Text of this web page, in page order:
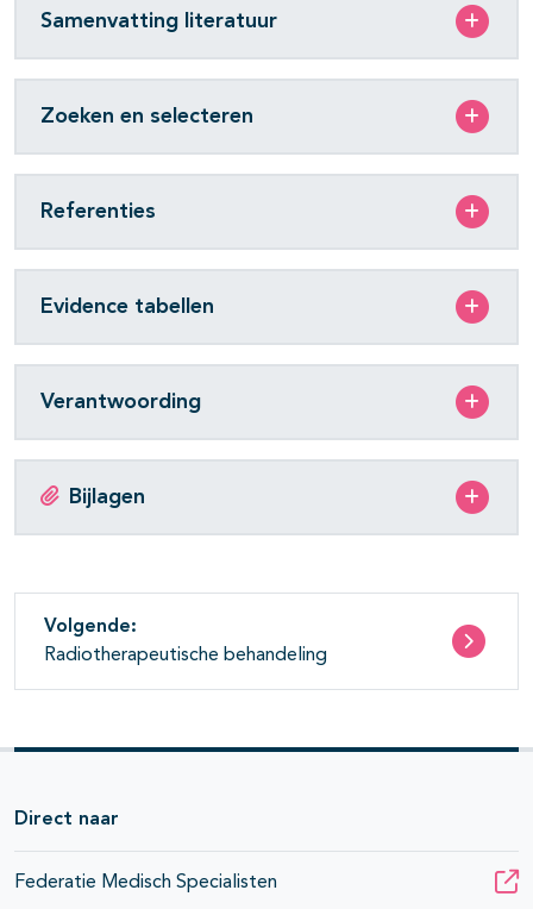
Samenvatting literatuur
Zoeken en selecteren
Referenties
Evidence tabellen
Verantwoording
Bijlagen
Volgende:
Radiotherapeutische behandeling
Direct naar
Federatie Medisch Specialisten